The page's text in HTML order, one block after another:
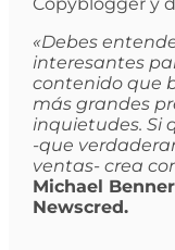
«Debes
interesantes
contenido que
más grandes
inquietudes. Si
-que
ventas- crea
Michael
Newscred.